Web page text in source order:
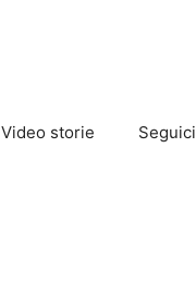
Video storie Seguici